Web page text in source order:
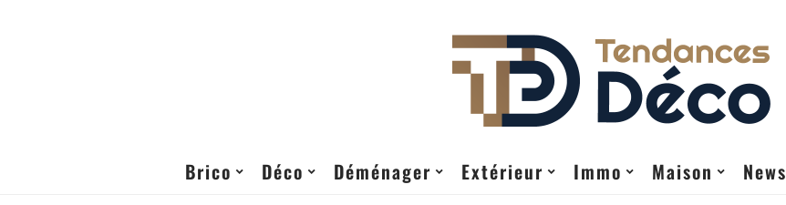
Brico Déco Déménager Extérieur Immo Maison News